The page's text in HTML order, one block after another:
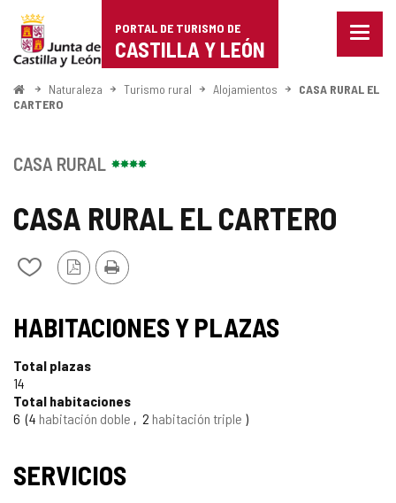
Portal
de
Turismo
de
Castilla
León
PORTAL DE TURISMO DE
CASTILLA Y LEÓN
Menu
InicioNaturaleza Turismo rural Alojamientos
CASA RURAL EL
CARTERO
CASA RURAL EL CARTERO
Añadir/quitar
cuadernos
Versión
PDF
Imprimir
CASA RURAL
HABITACIONES Y PLAZAS
Total plazas
14
Total habitaciones
6 4 habitación doble 2 habitación triple
SERVICIOS